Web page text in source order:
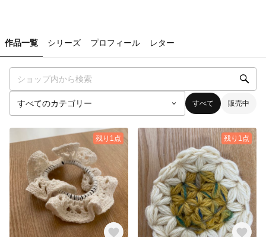
作品一覧 シリーズ プロフィール レター
すべて 販売中
残り1点 残り1点